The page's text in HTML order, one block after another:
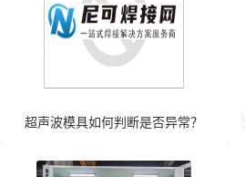
超声波模具如何判断是否异常？